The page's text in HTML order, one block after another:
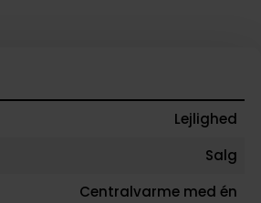
Lejlighed
Salg
Centralvarme med én